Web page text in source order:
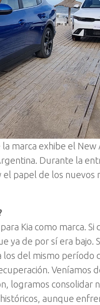
marca exhibe el
Durante la
papel de los nuevos
Kia como marca.
ya de por sí era bajo.
del mismo período
Veníamos
logramos consolidar
aunque